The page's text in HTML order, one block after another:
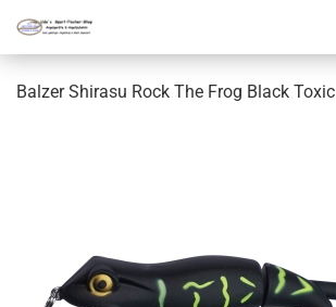
Balzer Shirasu Rock The Frog Black Toxic